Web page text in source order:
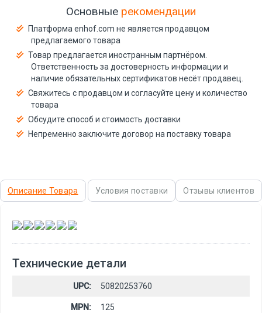
Основные рекомендации
Платформа enhof.com не является продавцом
предлагаемого товара
Товар предлагается иностранным партнёром.
Ответственность за достоверность информации и
наличие обязательных сертификатов несёт продавец.
Свяжитесь с продавцом и согласуйте цену и количество
товара
Обсудите способ и стоимость доставки
Непременно заключите договор на поставку товара
Описание Товара Условия поставки Отзывы клиентов
, , , , ,
Технические детали
UPC: 50820253760
MPN: 125